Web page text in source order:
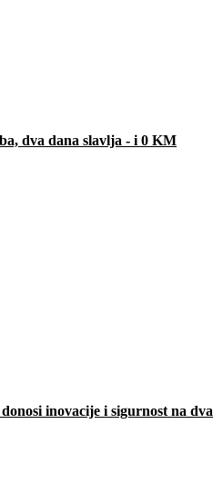
dva dana slavlja - i 0 KM
inovacije i sigurnost na dva